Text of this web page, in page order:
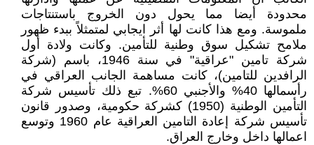
محدودة أيضا مما يحول دون الخروج باستنتاجات
ملموسة. ومع هذا كانت لها أثر ايجابي لمتمثلاً ببدء ظهور
ملامح تشكيل سوق وطنية للتأمين. وكانت ولادة أول
شركة تامين "عراقية" في سنة 1946، باسم (شركة
الرافدين للتامين)، كانت مساهمة الجانب العراقي في
رأسمالها 40% والأجنبي 60%. تبع ذلك تأسيس شركة
التأمين الوطنية (1950) كشركة حكومية، وصدور قانون
تأسيس شركة إعادة التامين العراقية عام 1960 وتوسع
اعمالها داخل وخارج العراق.